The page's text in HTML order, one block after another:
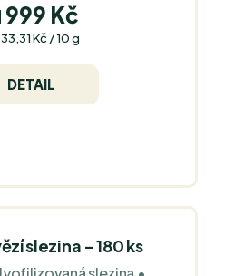
999 Kč
Kč / 10 g
DETAIL
slezina - 180 ks